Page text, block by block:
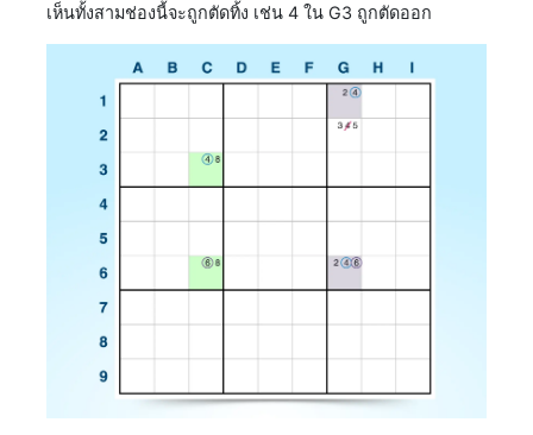
เห็นทั้งสามช่องนี้จะถูกตัดทิ้ง เช่น 4 ใน G3 ถูกตัดออก